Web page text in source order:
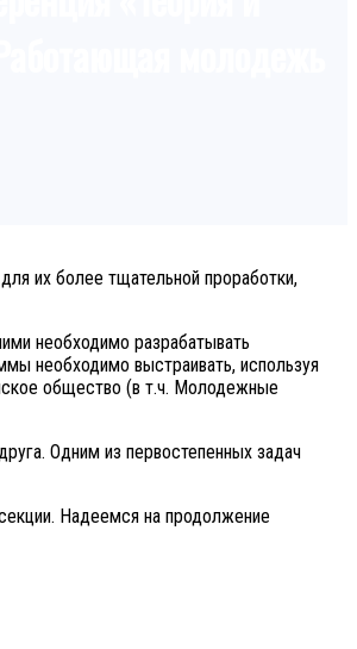
их более тщательной проработки,
необходимо разрабатывать
необходимо выстраивать, используя
общество (в т.ч. Молодежные
Одним из первостепенных задач
Надеемся на продолжение